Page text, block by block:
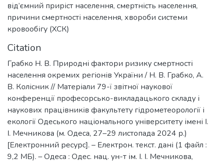
від’ємний приріст населення, смертність населення,
причини смертності населення, хвороби системи
кровообігу (ХСК)
Citation
Грабко Н. В. Природні фактори ризику смертності
населення окремих регіонів України / Н. В. Грабко, А.
В. Колісник // Матеріали 79-ї звітної наукової
конференції професорсько-викладацького складу і
наукових працівників факультету гідрометеорології і
екології Одеського національного університету імені І.
І. Мечникова (м. Одеса, 27–29 листопада 2024 р.)
[Електронний ресурс]. – Електрон. текст. дані (1 файл :
9,2 МБ). – Одеса : Одес. нац. ун-т ім. І. І. Мечникова,